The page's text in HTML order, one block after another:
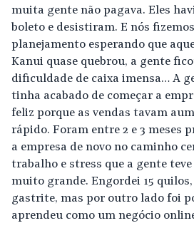
muita gente não pagava. Eles
boleto e desistiram. E nós
planejamento esperando que
Kanui quase quebrou, a gente
dificuldade de caixa imensa… A
tinha acabado de começar a
feliz porque as vendas tavam
rápido. Foram entre 2 e 3 meses
a empresa de novo no caminho
trabalho e stress que a gente
muito grande. Engordei 15
gastrite, mas por outro lado foi
aprendeu como um negócio